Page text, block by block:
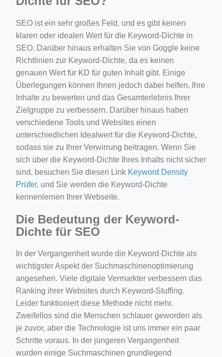
SEO ist ein sehr großes Feld, und es gibt keinen
klaren oder idealen Wert für die Keyword-Dichte in
SEO. Darüber hinaus erhalten Sie von Goggle keine
Richtlinien zur Keyword-Dichte, da es keinen
genauen Wert für KD für guten Inhalt gibt. Einige
Überlegungen können Ihnen jedoch dabei helfen, Ihre
Inhalte zu bewerten und das Gesamterlebnis Ihrer
Zielgruppe zu verbessern. Darüber hinaus haben
verschiedene Tools und Websites einen
unterschiedlichen Idealwert für die Keyword-Dichte,
sodass sie zu Ihrer Verwirrung beitragen. Wenn Sie
sich über die Keyword-Dichte Ihres Inhalts nicht sicher
sind, besuchen Sie diesen Link Keyword Density
Prüfer, und Sie werden die Keyword-Dichte
kennenlernen Ihrer Webseite.
Die Bedeutung der Keyword-
Dichte für SEO
In der Vergangenheit wurde die Keyword-Dichte als
wichtigster Aspekt der Suchmaschinenoptimierung
angesehen. Viele digitale Vermarkter verbessern das
Ranking ihrer Websites durch Keyword-Stuffing.
Leider funktioniert diese Methode nicht mehr.
Zweifellos sind die Menschen schlauer geworden als
je zuvor, aber die Technologie ist uns immer ein paar
Schritte voraus. In der jüngeren Vergangenheit
wurden einige Suchmaschinen grundlegend